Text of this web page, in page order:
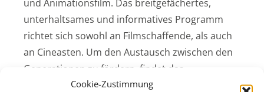
Cookie-Zustimmung
und Animationsfilm. Das breitgefächertes,
unterhaltsames und informatives Programm
richtet sich sowohl an Filmschaffende, als auch
an Cineasten. Um den Austausch zwischen den
Generationen zu fördern, findet das
NachwuchsfilmfestivalWettbewerb um den